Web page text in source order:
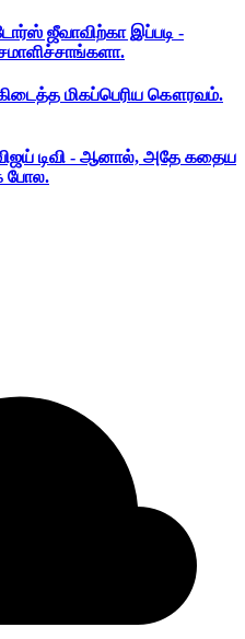
ஜீவாவிற்கா இப்படி -
மிகப்பெரிய கௌரவம்.
டிவி - ஆனால், அதே கதைய
போல.